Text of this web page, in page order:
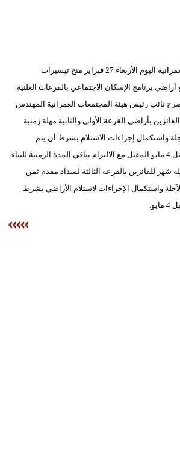
إسلامية
علوم
وتكنولوجيا
مدوَّنات
فيديو
قررت هيئة المجتمعات العمرانية اليوم الأربعاء 27 فبراير منح تيسيرات
برنامج الإسكان الاجتماعي بالقرعات العلنية
. وصرح نائب رئيس هيئة المجتمعات العمرانية المهندس
بأراضي القرعة الأولى والثانية مهلة زمنية
واستكمال إجراءات الاستلام بشرط أن يتم
استخراج تراخيص البناء قبل 4 مايو المقبل مع الالتزام بباقي المدة الزمنية للبناء
شهر للفائزين بالقرعة الثالثة لسداد مقدم ثمن
واستكمال الإجراءات لاستلام الأراضي بشرط